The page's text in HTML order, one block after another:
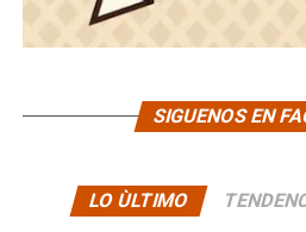
SIGUENOS EN
LO ÙLTIMO